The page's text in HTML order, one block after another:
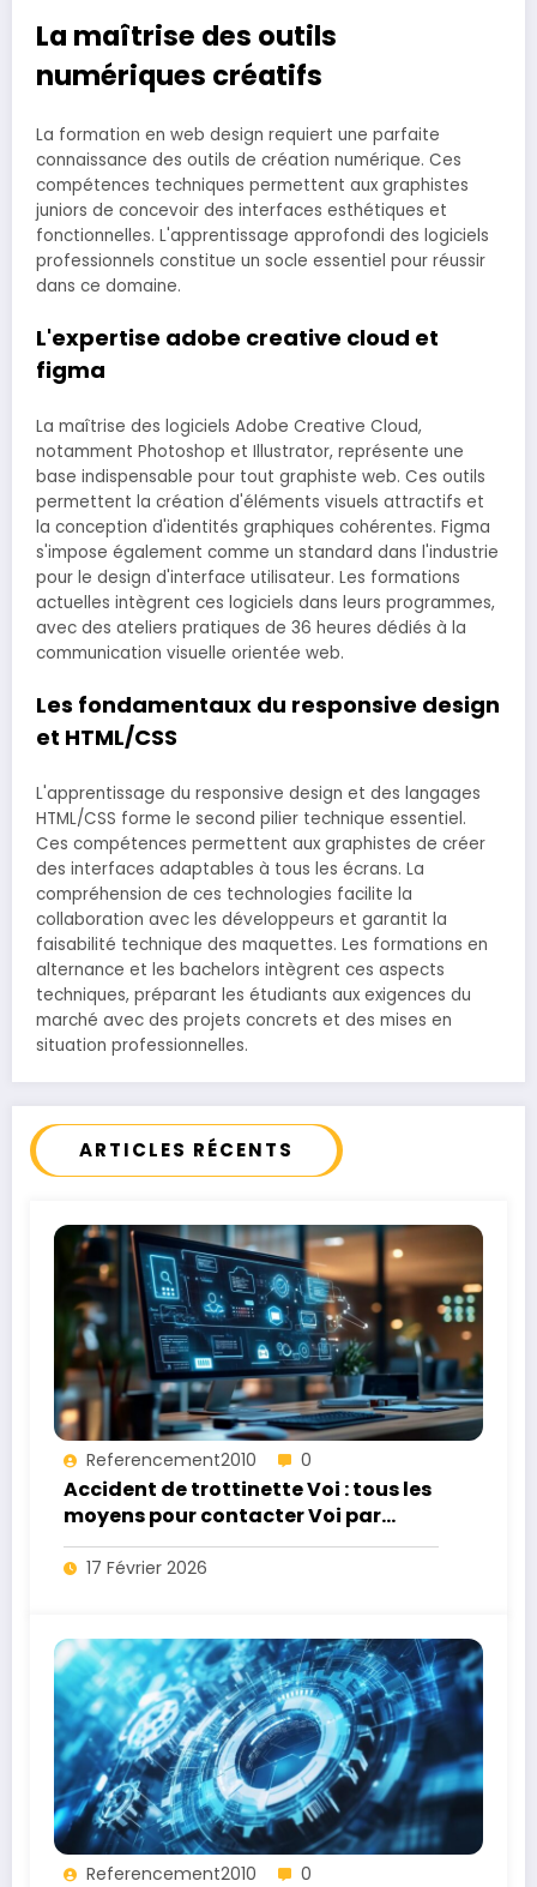
La maîtrise des outils
numériques créatifs
La formation en web design requiert une parfaite
connaissance des outils de création numérique. Ces
compétences techniques permettent aux graphistes
juniors de concevoir des interfaces esthétiques et
fonctionnelles. L'apprentissage approfondi des logiciels
professionnels constitue un socle essentiel pour réussir
dans ce domaine.
L'expertise adobe creative cloud et
figma
La maîtrise des logiciels Adobe Creative Cloud,
notamment Photoshop et Illustrator, représente une
base indispensable pour tout graphiste web. Ces outils
permettent la création d'éléments visuels attractifs et
la conception d'identités graphiques cohérentes. Figma
s'impose également comme un standard dans l'industrie
pour le design d'interface utilisateur. Les formations
actuelles intègrent ces logiciels dans leurs programmes,
avec des ateliers pratiques de 36 heures dédiés à la
communication visuelle orientée web.
Les fondamentaux du responsive design
et HTML/CSS
L'apprentissage du responsive design et des langages
HTML/CSS forme le second pilier technique essentiel.
Ces compétences permettent aux graphistes de créer
des interfaces adaptables à tous les écrans. La
compréhension de ces technologies facilite la
collaboration avec les développeurs et garantit la
faisabilité technique des maquettes. Les formations en
alternance et les bachelors intègrent ces aspects
techniques, préparant les étudiants aux exigences du
marché avec des projets concrets et des mises en
situation professionnelles.
ARTICLES RÉCENTS
Referencement2010 0
Accident de trottinette Voi : tous les
moyens pour contacter Voi par
téléphone, mail et service client
17 Février 2026
Referencement2010 0